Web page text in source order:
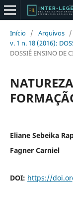
Início / Arquivos /
v. 1 n. 18 (2016):
DOSSIÊ ENSINO DE
Eliane Sebeika
Fagner Carniel
DOI: https://